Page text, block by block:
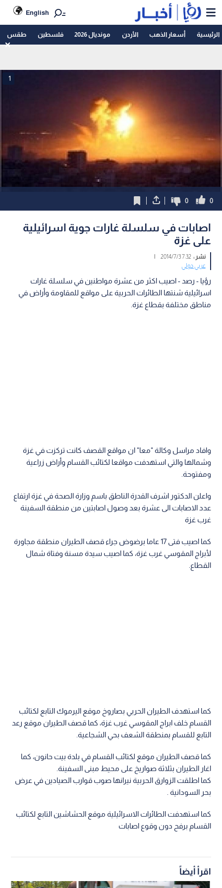
English
الرئيسية أسعار الذهب الأردن مونديال 2026 فلسطين طقس
1
0
0
اصابات في سلسلة غارات جوية اسرائيلية
على غزة
نشر :7:32 2014/7/3
|
عربي دولي
رؤيا - رصد - اصيب اكثر من عشرة مواطنين في سلسلة غارات
اسرائيلية شنتها الطائرات الحربية على مواقع للمقاومة وأراض في
مناطق مختلفة بقطاع غزة.
وافاد مراسل وكالة "معا" ان مواقع القصف كانت تركزت في غزة
وشمالها والتي استهدفت مواقعا لكتائب القسام وأراض زراعية
ومفتوحة.
واعلن الدكتور اشرف القدرة الناطق باسم وزارة الصحة في غزة ارتفاع
عدد الاصابات الى عشرة بعد وصول اصابتين من منطقة السفينة
غرب غزة
كما اصيب فتى 17 عاما برضوض جراء قصف الطيران منطقة مجاورة
لأبراج المقوسي غرب غزة، كما اصيب سيدة مسنة وفتاة شمال
القطاع.
كما استهدف الطيران الحربي بصاروخ موقع اليرموك التابع لكتائب
القسام خلف ابراج المقوسي غرب غزة، كما قصف الطيران موقع رعد
التابع للقسام بمنطقة الشعف بحي الشجاعية.
كما قصف الطيران موقع لكتائب القسام في بلدة بيت حانون، كما
اغار الطيران بثلاثة صواريخ على محيط مبنى السفينة.
كما اطلقت الزوارق الحربية نيرانها صوب قوارب الصيادين في عرض
بحر السودانية .
كما استهدفت الطائرات الاسرائيلية موقع الحشاشين التابع لكتائب
القسام برفح دون وقوع اصابات
اقرأ أيضاً